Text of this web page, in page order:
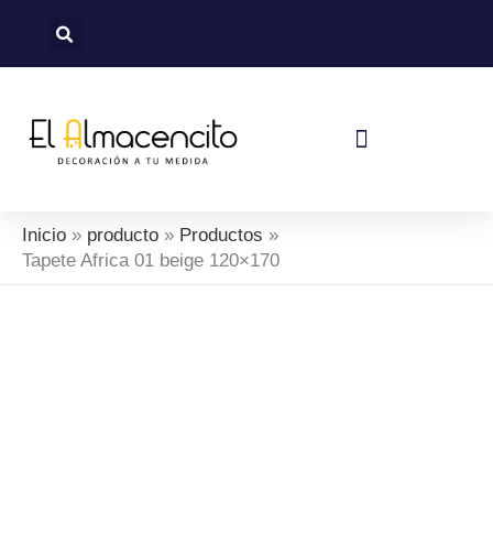
Inicio producto
Productos
Tapete Africa 01 beige 120×170